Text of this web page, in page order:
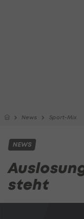
News Sport-Mix
NEWS
steht